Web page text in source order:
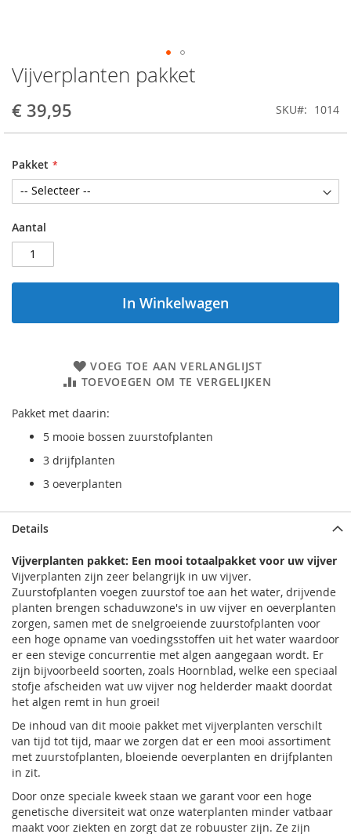
Vijverplanten pakket
€ 39,95 SKU 1014
Pakket
Aantal
In Winkelwagen
VOEG TOE AAN VERLANGLIJST
TOEVOEGEN OM TE VERGELIJKEN
Pakket met daarin:
5 mooie bossen zuurstofplanten
3 drijfplanten
3 oeverplanten
Ga
naar
het
begin
van
afbeeldingen-
gallerij
Details
Vijverplanten pakket: Een mooi totaalpakket voor uw vijver
Vijverplanten zijn zeer belangrijk in uw vijver.
Zuurstofplanten voegen zuurstof toe aan het water, drijvende
planten brengen schaduwzone's in uw vijver en oeverplanten
zorgen, samen met de snelgroeiende zuurstofplanten voor
een hoge opname van voedingsstoffen uit het water waardoor
er een stevige concurrentie met algen aangegaan wordt. Er
zijn bijvoorbeeld soorten, zoals Hoornblad, welke een speciaal
stofje afscheiden wat uw vijver nog helderder maakt doordat
het algen remt in hun groei!
De inhoud van dit mooie pakket met vijverplanten verschilt
van tijd tot tijd, maar we zorgen dat er een mooi assortiment
met zuurstofplanten, bloeiende oeverplanten en drijfplanten
in zit.
Door onze speciale kweek staan we garant voor een hoge
genetische diversiteit wat onze waterplanten minder vatbaar
maakt voor ziekten en zorgt dat ze robuuster zijn. Ze zijn